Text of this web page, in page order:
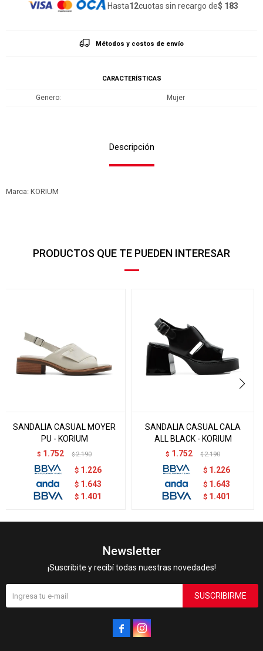
Hasta12cuotas sin recargo de$ 183
Métodos y costos de envío
CARACTERÍSTICAS
Genero Mujer
Descripción
Marca: KORIUM
PRODUCTOS QUE TE PUEDEN INTERESAR
SANDALIA CASUAL MOYER
PU - KORIUM
$ 1.752 $ 2.190
$ 1.226
$ 1.643
$ 1.401
SANDALIA CASUAL CALA
ALL BLACK - KORIUM
$ 1.752 $ 2.190
$ 1.226
$ 1.643
$ 1.401
Newsletter
¡Suscribite y recibí todas nuestras novedades!
SUSCRIBIRME
 